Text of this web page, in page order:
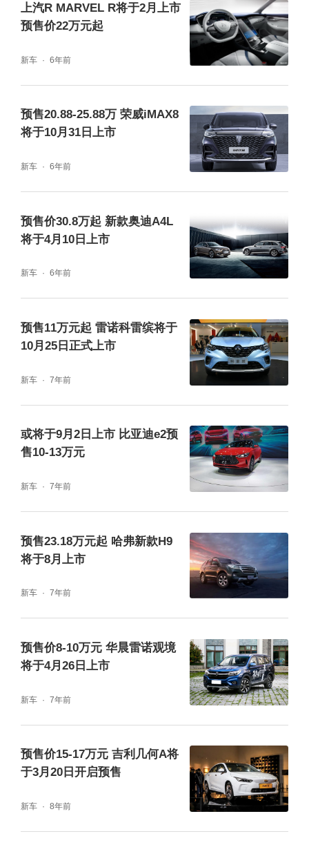
上汽R MARVEL R将于2月上市
预售价22万元起
新车 6年前
预售20.88-25.88万 荣威iMAX8
将于10月31日上市
新车 6年前
预售价30.8万起 新款奥迪A4L
将于4月10日上市
新车 6年前
预售11万元起 雷诺科雷缤将于
10月25日正式上市
新车 7年前
或将于9月2日上市 比亚迪e2预
售10-13万元
新车 7年前
预售23.18万元起 哈弗新款H9
将于8月上市
新车 7年前
预售价8-10万元 华晨雷诺观境
将于4月26日上市
新车 7年前
预售价15-17万元 吉利几何A将
于3月20日开启预售
新车 8年前